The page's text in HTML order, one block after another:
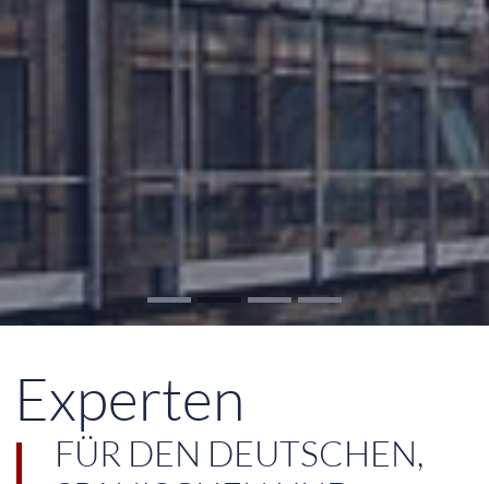
Experten
FÜR DEN DEUTSCHEN,